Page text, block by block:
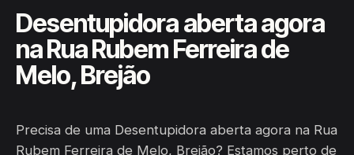
Desentupidora aberta agora
na Rua Rubem Ferreira de
Melo, Brejão
Precisa de uma Desentupidora aberta agora na Rua
Rubem Ferreira de Melo, Brejão? Estamos perto de